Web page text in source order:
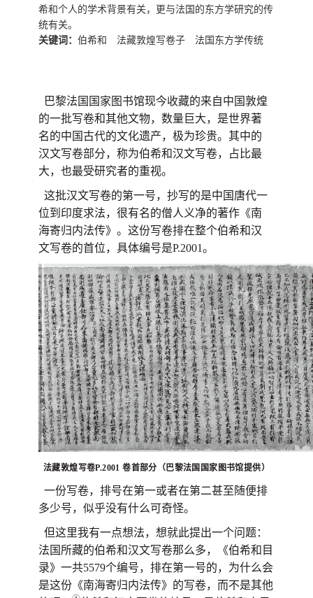
希和个人的学术背景有关，更与法国的东方学研究的传
统有关。
关键词： 伯希和 法藏敦煌写卷子 法国东方学传统
巴黎法国国家图书馆现今收藏的来自中国敦煌
的一批写卷和其他文物，数量巨大，是世界著
名的中国古代的文化遗产，极为珍贵。其中的
汉文写卷部分，称为伯希和汉文写卷，占比最
大，也最受研究者的重视。
这批汉文写卷的第一号，抄写的是中国唐代一
位到印度求法，很有名的僧人义净的著作《南
海寄归内法传》。这份写卷排在整个伯希和汉
文写卷的首位，具体编号是P.2001。
法藏敦煌写卷P.2001 卷首部分（巴黎法国国家图书馆提供）
一份写卷，排号在第一或者在第二甚至随便排
多少号，似乎没有什么可奇怪。
但这里我有一点想法，想就此提出一个问题：
法国所藏的伯希和汉文写卷那么多，《伯希和目
录》一共5579个编号，排在第一号的，为什么会
是这份《南海寄归内法传》的写卷，而不是其他